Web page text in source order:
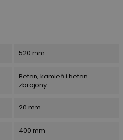
520 mm
Beton, kamień i beton
zbrojony
20 mm
400 mm